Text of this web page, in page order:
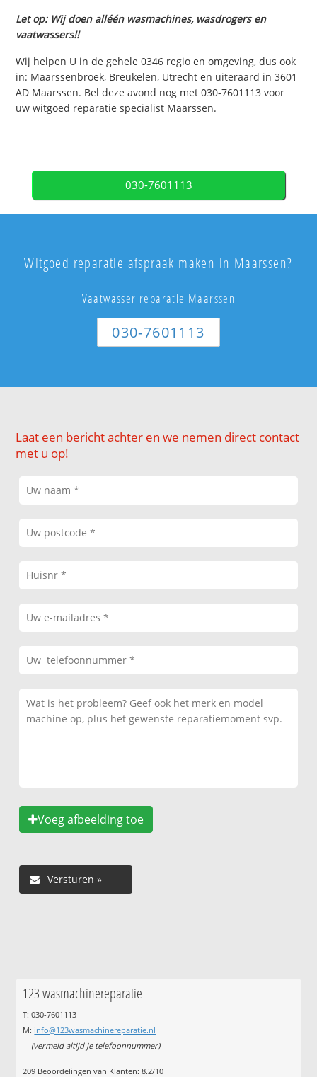
Let op: Wij doen alléén wasmachines, wasdrogers en
vaatwassers!!
Wij helpen U in de gehele 0346 regio en omgeving, dus ook
in: Maarssenbroek, Breukelen, Utrecht en uiteraard in 3601
AD Maarssen. Bel deze avond nog met 030-7601113 voor
uw witgoed reparatie specialist Maarssen.
030-7601113
Witgoed reparatie afspraak maken in Maarssen?
Vaatwasser reparatie Maarssen
030-7601113
Laat een bericht achter en we nemen direct contact
met u op!
Voeg afbeelding toe
123 wasmachinereparatie
T: 030-7601113
M: info@123wasmachinereparatie.nl
(vermeld altijd je telefoonnummer)
209 Beoordelingen van Klanten:8.2/10